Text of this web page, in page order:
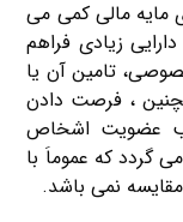
مایه مالی کمی می
زیادی فراهم
تامین آن یا
، فرصت دادن
عضویت اشخاص
گردد که عموماَ با
نمی باشد.